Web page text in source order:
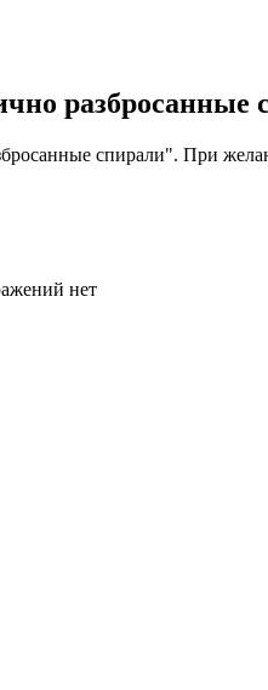
разбросанные
спирали". При
нет